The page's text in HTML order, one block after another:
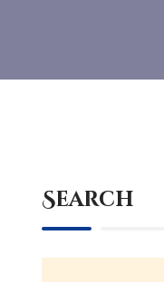
Search